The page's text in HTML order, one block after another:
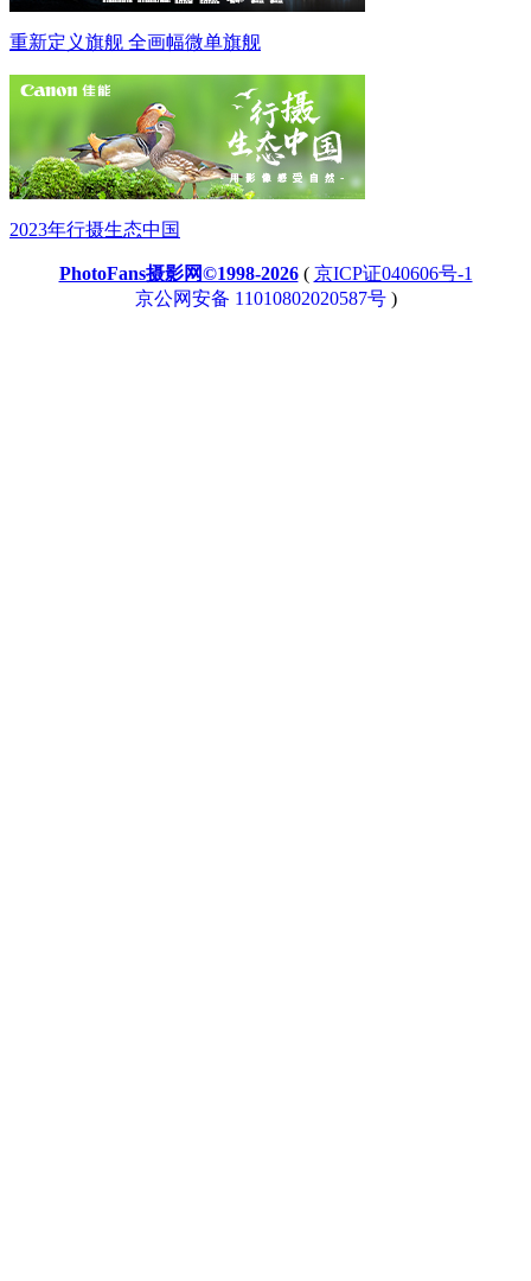
重新定义旗舰 全画幅微单旗舰
2023年行摄生态中国
PhotoFans摄影网©1998-2026( 京ICP证040606号-1
京公网安备 11010802020587号)